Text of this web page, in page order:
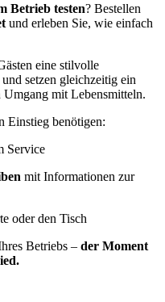
Betrieb testen? Bestellen
und erleben Sie, wie einfach
eine stilvolle
setzen gleichzeitig ein
Umgang mit Lebensmitteln.
Einstieg benötigen:
Service
mit Informationen zur
oder den Tisch
Betriebs – der Moment